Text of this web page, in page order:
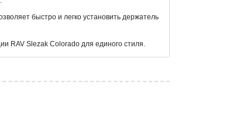
быстро и легко установить держатель
RAV Slezak Colorado для единого стиля.